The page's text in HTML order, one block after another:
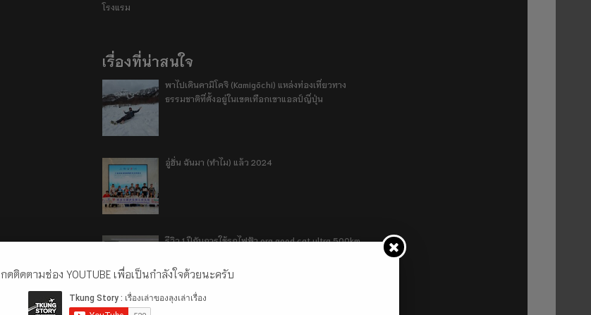
โรงแรม
เรื่องที่น่าสนใจ
พาไปเดินคามิโคจิ (Kamigōchi) แหล่งท่องเที่ยวทาง
ธรรมชาติที่ตั้งอยู่ในเขตเทือกเขาแอลป์ญี่ปุ่น
อู่ฮั่น ฉันมา (ทำไม) แล้ว 2024
รีวิว 1 ปีกับการใช้รถไฟฟ้า ora good cat ultra 500km
กดติดตามช่อง YOUTUBE เพื่อเป็นกำลังใจด้วยนะครับ